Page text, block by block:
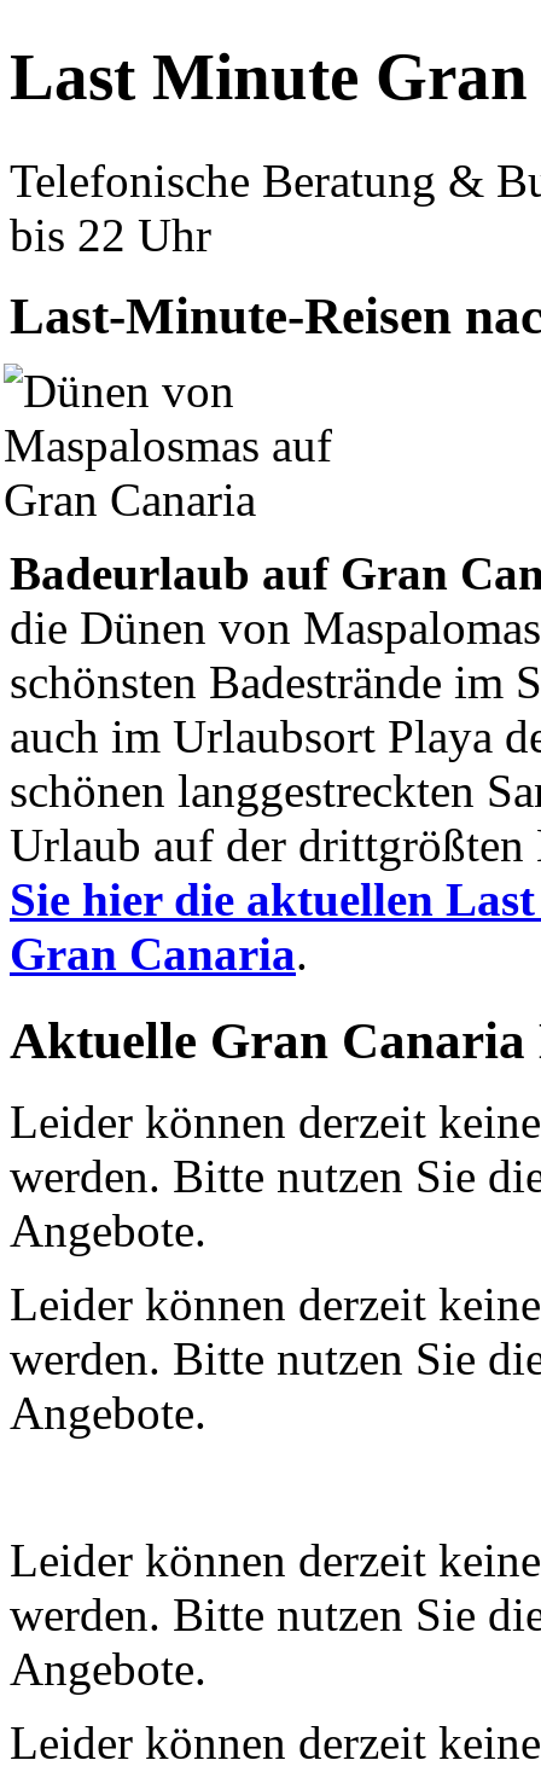
Last Minute
Telefonische Beratung &
bis 22 Uhr
Last-Minute-Reisen
Badeurlaub auf Gran
die Dünen von
schönsten Badestrände im
auch im Urlaubsort Playa
schönen langgestreckten
Urlaub auf der
Sie hier die aktuellen
Gran Canaria.
Aktuelle Gran Canaria
Leider können derzeit
werden. Bitte nutzen Sie
Angebote.
Leider können derzeit
werden. Bitte nutzen Sie
Angebote.
Leider können derzeit
werden. Bitte nutzen Sie
Angebote.
Leider können derzeit